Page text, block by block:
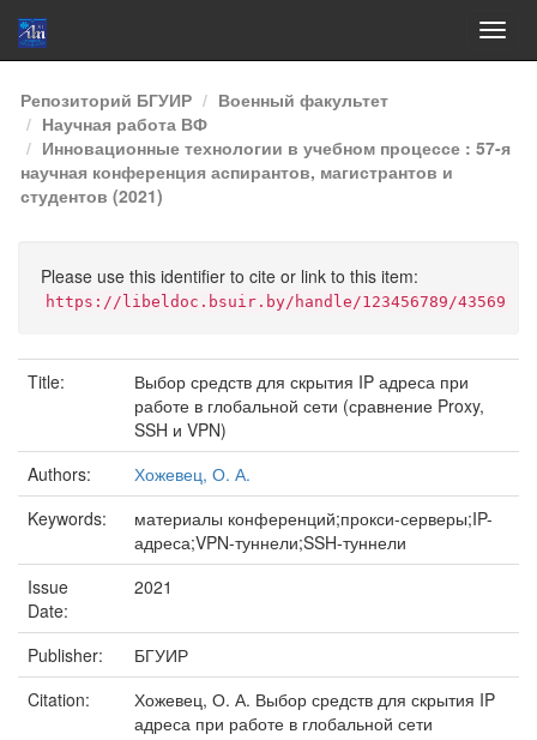
Skip
navigation
Репозиторий БГУИР
Военный факультет
Научная работа ВФ
Инновационные технологии в учебном процессе : 57-я
научная конференция аспирантов, магистрантов и
студентов (2021)
Please use this identifier to cite or link to this item:
https://libeldoc.bsuir.by/handle/123456789/43569
Title:
Выбор средств для скрытия IP адреса при
работе в глобальной сети (сравнение Proxy,
SSH и VPN)
Authors:
Хожевец, О. А.
Keywords:
материалы конференций;прокси-серверы;IP-
адреса;VPN-туннели;SSH-туннели
Issue
Date:
2021
Publisher:
БГУИР
Citation:
Хожевец, О. А. Выбор средств для скрытия IP
адреса при работе в глобальной сети